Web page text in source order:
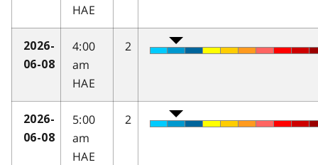
HAE
2026-
06-08
4:00
am
HAE
2
2026-
06-08
5:00
am
HAE
2